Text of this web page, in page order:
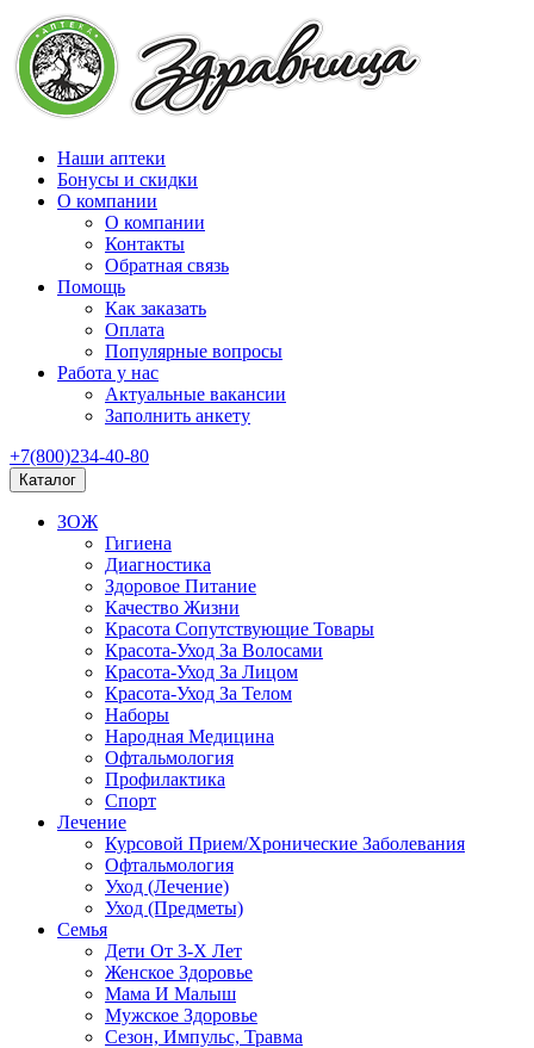
Наши аптеки
Бонусы и скидки
О компании
О компании
Контакты
Обратная связь
Помощь
Как заказать
Оплата
Популярные вопросы
Работа у нас
Актуальные вакансии
Заполнить анкету
+7(800)234-40-80
Каталог
ЗОЖ
Гигиена
Диагностика
Здоровое Питание
Качество Жизни
Красота Сопутствующие Товары
Красота-Уход За Волосами
Красота-Уход За Лицом
Красота-Уход За Телом
Наборы
Народная Медицина
Офтальмология
Профилактика
Спорт
Лечение
Курсовой Прием/Хронические Заболевания
Офтальмология
Уход (Лечение)
Уход (Предметы)
Семья
Дети От 3-Х Лет
Женское Здоровье
Мама И Малыш
Мужское Здоровье
Сезон, Импульс, Травма